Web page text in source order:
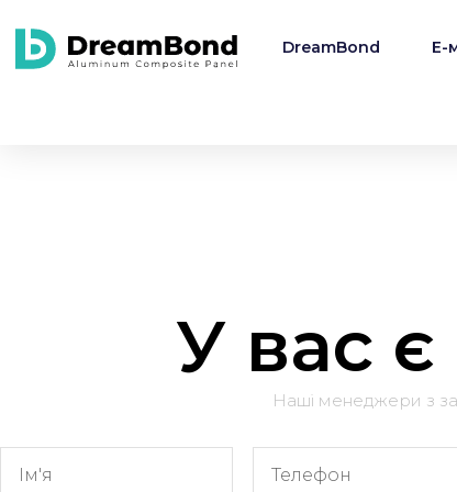
DreamBond E-
У вас
Наші менеджери з